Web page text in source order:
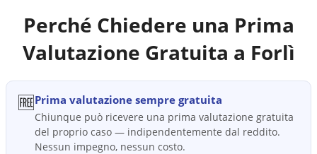
Perché Chiedere una Prima
Valutazione Gratuita a Forlì
🆓Prima valutazione sempre gratuita
Chiunque può ricevere una prima valutazione gratuita
del proprio caso — indipendentemente dal reddito.
Nessun impegno, nessun costo.